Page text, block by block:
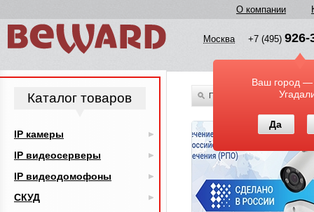
О компании
Москва +7 (495) 926-
Ваш город —
Да
По всему каталогу
Каталог товаров
IP камеры
IP видеосерверы
IP видеодомофоны
СКУД